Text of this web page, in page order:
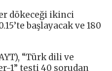
dökeceği ikinci
başlayacak ve 180
“Türk dili ve
1” testi 40 sorudan